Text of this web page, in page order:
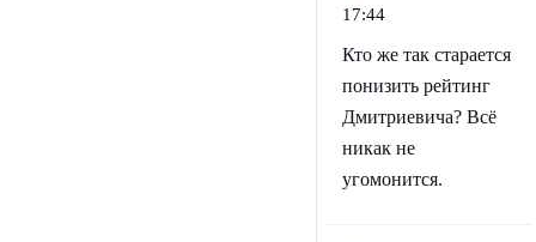
17:44
Кто же так старается
понизить рейтинг
Дмитриевича? Всё
никак не
угомонится.